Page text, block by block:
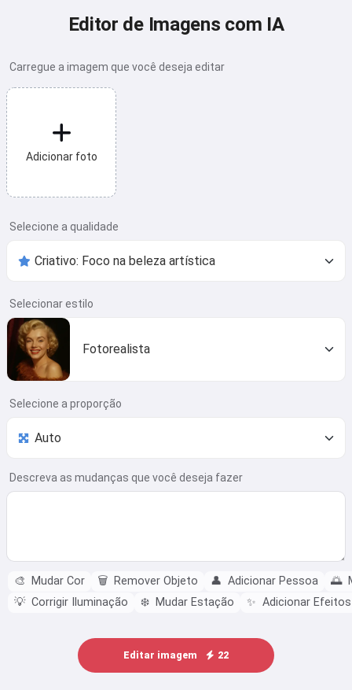
Editor de Imagens com IA
Carregue a imagem que você deseja editar
Adicionar foto
Selecione a qualidade
Selecionar estilo
Fotorealista
Selecione a proporção
Descreva as mudanças que você deseja fazer
🎨 Mudar Cor 🗑️ Remover Objeto 👤 Adicionar Pessoa 🌅
💡 Corrigir Iluminação ❄️ Mudar Estação ✨ Adicionar Efeitos
Editar imagem 22